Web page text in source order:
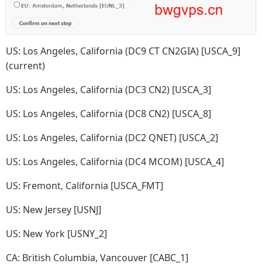
US: Los Angeles, California (DC9 CT CN2GIA) [USCA_9]
(current)
US: Los Angeles, California (DC3 CN2) [USCA_3]
US: Los Angeles, California (DC8 CN2) [USCA_8]
US: Los Angeles, California (DC2 QNET) [USCA_2]
US: Los Angeles, California (DC4 MCOM) [USCA_4]
US: Fremont, California [USCA_FMT]
US: New Jersey [USNJ]
US: New York [USNY_2]
CA: British Columbia, Vancouver [CABC_1]